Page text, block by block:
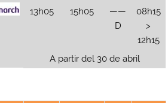
13h05
15h05
——
D
08h15
>
12h15
A partir del 30 de abril